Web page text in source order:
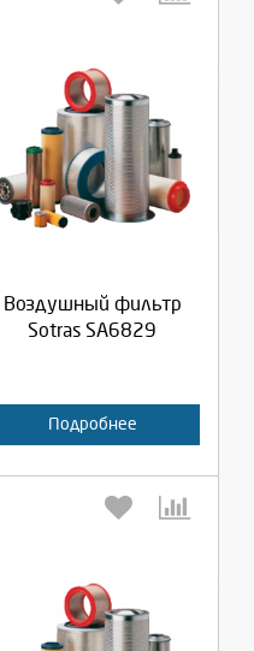
Воздушный фильтр
Sotras SA6829
Подробнее
Выберите количество:
Отмена